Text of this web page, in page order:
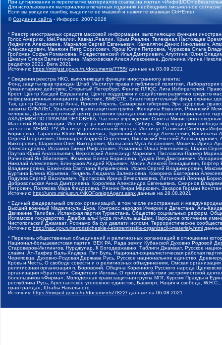
При цитировании и перепечатке материалов ссылка на портал «ИнфоШОС»
Для использования материалов в печатных изданиях необходимо письменное
Если вы увидели ошибку, выделите ее мышкой и нажмите клавиши Ctrl+Enter
©Создание сайта - Инфорос, 2007-2026
* Реестр иностранных средств массовой информации, выполняющих функции
Голос Америки, Idel.Реалии, Кавказ.Реалии, Крым.Реалии, Телеканал Настоящее
Людмила Алексеевна, Маркелов Сергей Евгеньевич, Камалягин Денис Николаевич,
Александрович, Маняхин Петр Борисович, Ярош Юлия Петровна, Чуракова Ольга
Гройсман Софья Романовна, Рождественский Илья Дмитриевич, Апухтина Юлия
Шмагун Олеся Валентиновна, Мароховская Алеся Алексеевна, Долинина Ирина
редактор 2021, Вега 2021
Источник: https://minjust.gov.ru/ru/documents/7755/ данные на 03.09.2021
* Сведения реестра НКО, выполняющих функции иностранного агента:
Фонд защиты прав граждан Штаб, Институт права и публичной политики,
Гуманитарное действие, Открытый Петербург, Феникс ПЛЮС, Лига Избирателей,
Крест, Центр Хасдей Ерушалаим, Центр поддержки и содействия развитию средств
информационных инициатив Действие, ВМЕСТЕ, Благотворительный фонд охраны
Так, центр Сова, центр Анна, Проект Апрель, Самарская губерния, Эра здоровья,
защиты СИБАЛЬТ, Уральская правозащитная группа, Женщины Евразии, Рязанский
человека, Дальневосточный центр развития гражданских инициатив и социального
АКАДЕМИЯ ПО ПРАВАМ ЧЕЛОВЕКА, Частное учреждение Совета Министров северных
Массовой Информации, Институт развития прессы - Сибирь, Фонд поддержки
агентство МЕМО. РУ, Институт региональной прессы, Институт Развития Свободы
Борисовна, Таранова Юлия Николаевна, Туровский Александр Алексеевич,
Сергей Георгиевич, Пивоваров Андрей Сергеевич, Писемский Евгений
Викторович, Шарипков Олег Викторович, Мальсагов Муса Асланович, Мошель Ирина
Александровна, Исламов Тимур Рифгатович, Романова Ольга Евгеньевна, Щаров
Паутов Юрий Анатольевич, Верховский Александр Маркович, Пислакова-Паркер
Рачинский Ян Збигневич, Жемкова Елена Борисовна, Гудков Лев Дмитриевич,
Николай Алексеевич, Блинушов Андрей Юрьевич, Мосин Алексей Геннадьевич,
Владимировна, Баженова Светлана Куприяновна, Исаев Сергей Владимирович,
Буртина Елена Юрьевна, Гендель Людмила Залмановна, Кокорина Екатерина
Подузов Сергей Васильевич, Протасова Ирина Вячеславовна, Литинский Леонид
Добровольская Анна Дмитриевна, Королева Александра Евгеньевна, Смирнов
Петрович, Полякова Мара Федоровна, Резник Генри Маркович, Захаров Герман
Источник: http://unro.minjust.ru/NKOForeignAgent.aspx данные на 28.08.2021
* Единый федеральный список организаций, в том числе иностранных и
Высший военный Маджлисуль Шура, Конгресс народов Ичкерии и Дагестана, Аль-
Движение Талибан, Исламская партия Туркестана, Общество социальных реформ,
Исламское государство, Джабха аль-Нусра ли-Ахль аш-Шам, Народное ополчение
Чистопольский Джамаат, Рохнамо ба суи давлати исломи, Террористическое
Источник: http://nac.gov.ru/terroristicheskie-i-ekstremistskie-organizacii-i-materialy.html
* Перечень общественных объединений и религиозных организаций в отношении
Национал-большевистская партия, ВЕК РА, Рада земли Кубанской Духовно Родовой
Староверов-Инглингов, Нурджулар, К Богодержавию, Таблиги Джамаат, Русское
славян, Ат-Такфир Валь-Хиджра, Пит Буль, Национал-социалистическая рабочая
Череповца, Духовно-Родовая Держава Русь, Русское национальное единство,
Кровь и Честь, О свободе совести и о религиозных объединениях, Омская
религиозная организация п. Боровский, Община Коренного Русского народа
организация «Братство», Свидетели Иеговы, О противодействии экстремистской
болельщиков «Фирма», Молодежная правозащитная группа МПГ, Курсом Правды и
республика Русь, Арестантское уголовное единство, Башкорт, Нация и свобода,
прав граждан, Штабы Навального
Источник: https://minjust.gov.ru/ru/documents/7822/ данные на 06.08.2021